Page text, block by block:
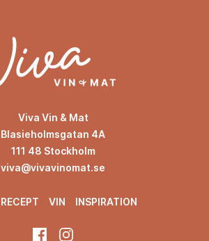
Viva Vin & Mat
Blasieholmsgatan 4A
111 48 Stockholm
viva@vivavinomat.se
RECEPT VIN INSPIRATION